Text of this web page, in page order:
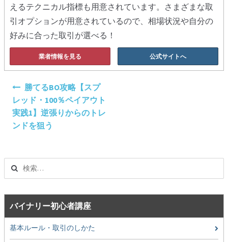
えるテクニカル指標も用意されています。さまざまな取
引オプションが用意されているので、相場状況や自分の
好みに合った取引が選べる！
業者情報を見る 公式サイトへ
ナ
ビ
シ
ョ
ン
勝てるBO攻略【スプ
レッド・100％ペイアウト
実践1】逆張りからのトレ
ンドを狙う
バイナリー初心者講座
基本ルール・取引のしかた